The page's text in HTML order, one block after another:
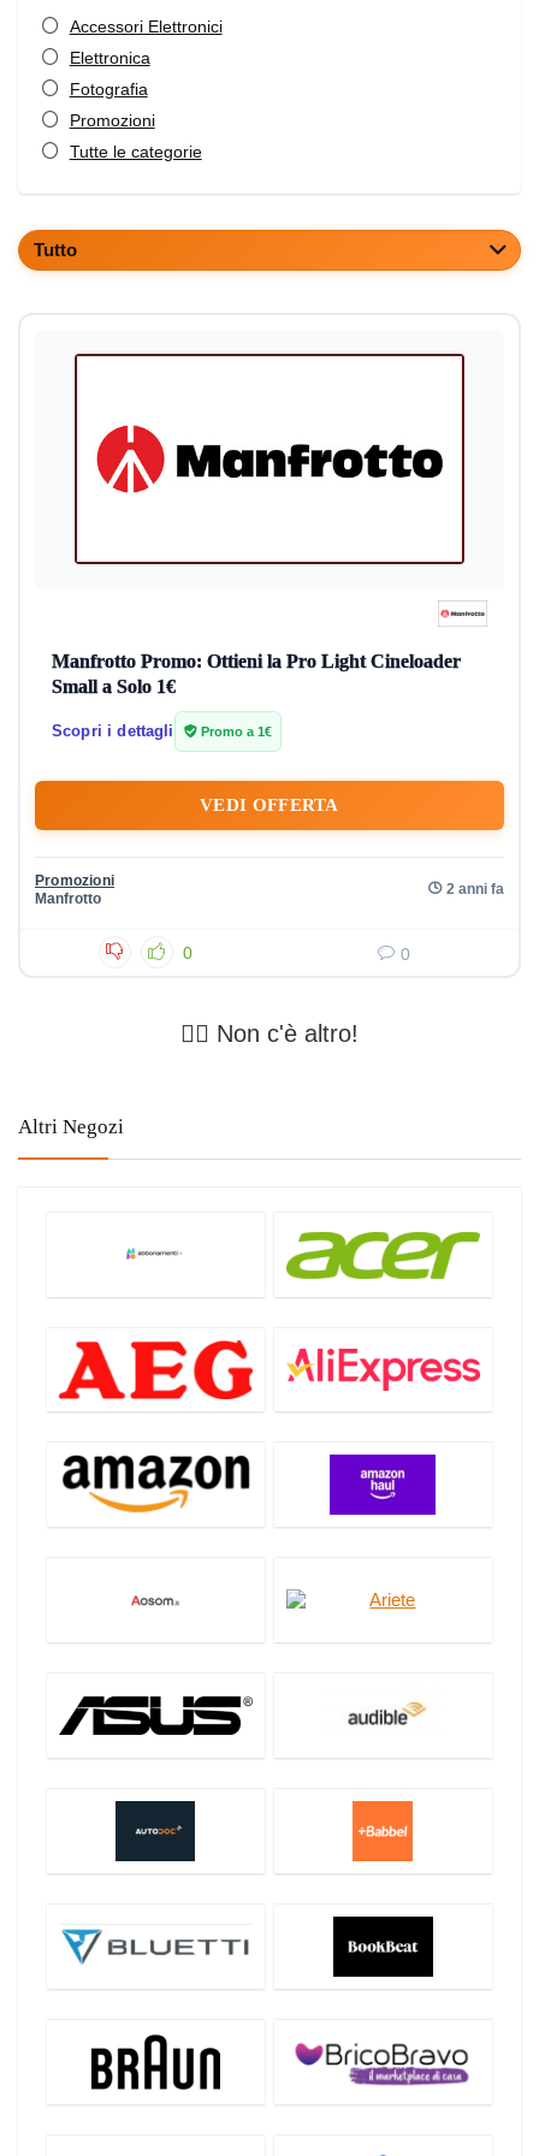
Accessori Elettronici
Elettronica
Fotografia
Promozioni
Tutte le categorie
Tutto
Manfrotto Promo: Ottieni la Pro Light Cineloader
Small a Solo 1€
Scopri i dettagli Promo a 1€
VEDI OFFERTA
Promozioni
Manfrotto
2 anni fa
0 0
🤷‍♂️ Non c'è altro!
Altri Negozi